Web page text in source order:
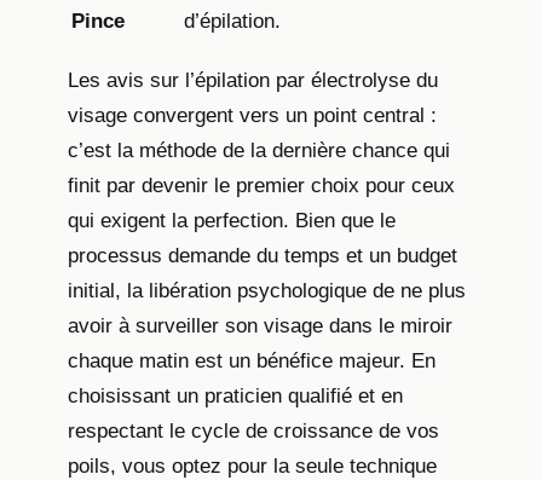
Pince
d’épilation.
Les avis sur l’épilation par électrolyse du
visage convergent vers un point central :
c’est la méthode de la dernière chance qui
finit par devenir le premier choix pour ceux
qui exigent la perfection. Bien que le
processus demande du temps et un budget
initial, la libération psychologique de ne plus
avoir à surveiller son visage dans le miroir
chaque matin est un bénéfice majeur. En
choisissant un praticien qualifié et en
respectant le cycle de croissance de vos
poils, vous optez pour la seule technique